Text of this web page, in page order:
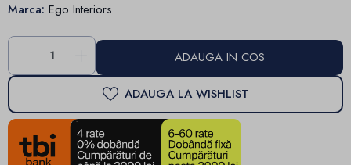
Marca: Ego Interiors
- + ADAUGA IN COS
ADAUGA LA WISHLIST